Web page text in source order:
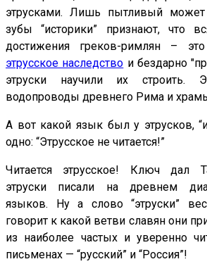
этрусками. Лишь пытливый может
зубы “историки” признают, что
достижения греков-римлян –
этрусское наследство и бездарно
этруски научили их строить.
водопроводы древнего Рима и
А вот какой язык был у этрусков,
одно: “Этрусское не читается!”
Читается этрусское! Ключ дал
этруски писали на древнем
языков. Ну а слово “этруски”
говорит к какой ветви славян они
из наиболее частых и уверенно
письменах — “русский” и “Россия”!